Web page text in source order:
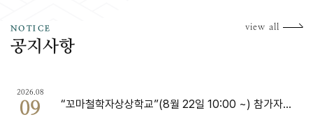
NOTICE
공지사항
2026.08
09
“꼬마철학자상상학교”(8월 22일 10:00 ~) 참가자
view all 공